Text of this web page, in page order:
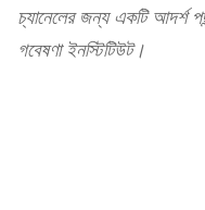
চ্যানেলের জন্য একটি আদর্শ
গবেষণা ইনস্টিটিউট।